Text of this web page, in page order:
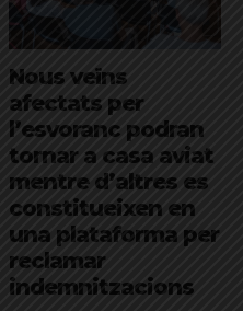
Nous veïns
afectats per
l’esvoranc podran
tornar a casa aviat
mentre d’altres es
constitueixen en
una plataforma per
reclamar
indemnitzacions